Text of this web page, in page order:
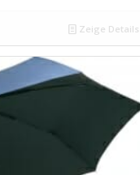
Zeige Details